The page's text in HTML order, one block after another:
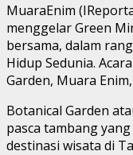
MuaraEnim
menggelar Green
bersama, dalam
Hidup Sedunia.
Garden, Muara
Botanical Garden
pasca tambang
destinasi wisata di